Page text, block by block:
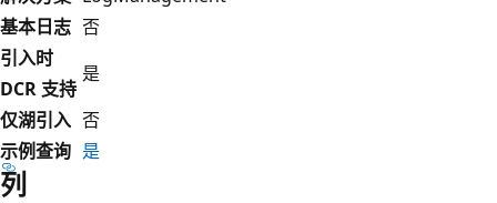
基本日志 否
引入时
DCR 支持
是
仅湖引入 否
示例查询 是
列